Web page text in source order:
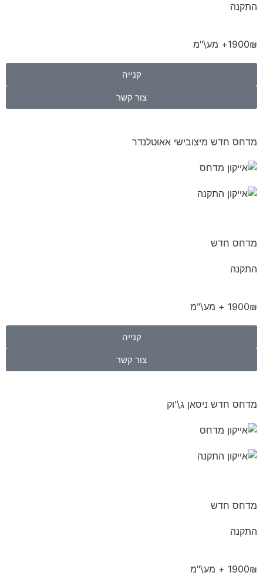
התקנה
1900₪+ מע\"מ
קנייה
צור קשר
מדחס חדש מיצובישי אאוטלנדר
מדחס חדש
התקנה
1900₪ + מע\"מ
קנייה
צור קשר
מדחס חדש ניסאן ג\'וק
מדחס חדש
התקנה
1900₪ + מע\"מ